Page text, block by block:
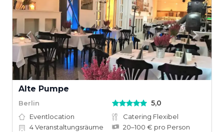
Alte Pumpe
Berlin 5,0
Eventlocation
Catering Flexibel
4Veranstaltungsräume
20–100 € pro Person